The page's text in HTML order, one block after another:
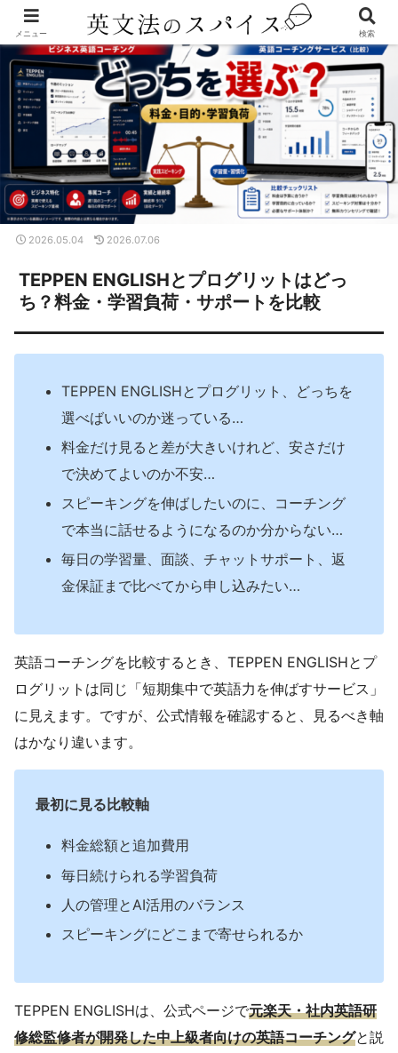
TEPPEN ENGLISHとプログリットはどっ
ち？料金・学習負荷・サポートを比較
2026.05.04 2026.07.06
TEPPEN ENGLISHとプログリット、どっちを
選べばいいのか迷っている…
料金だけ見ると差が大きいけれど、安さだけ
で決めてよいのか不安…
スピーキングを伸ばしたいのに、コーチング
で本当に話せるようになるのか分からない…
毎日の学習量、面談、チャットサポート、返
金保証まで比べてから申し込みたい…
英語コーチングを比較するとき、TEPPEN ENGLISHとプ
ログリットは同じ「短期集中で英語力を伸ばすサービス」
に見えます。ですが、公式情報を確認すると、見るべき軸
はかなり違います。
最初に見る比較軸
料金総額と追加費用
毎日続けられる学習負荷
人の管理とAI活用のバランス
スピーキングにどこまで寄せられるか
TEPPEN ENGLISHは、公式ページで元楽天・社内英語研
修総監修者が開発した中上級者向けの英語コーチングと説
メニュー 検索